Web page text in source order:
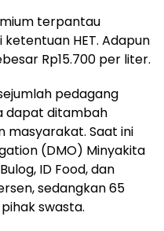
terpantau
ketentuan HET. Adapun
Rp15.700 per liter.
pedagang
dapat ditambah
masyarakat. Saat ini
(DMO) Minyakita
ID Food, dan
sedangkan 65
swasta.